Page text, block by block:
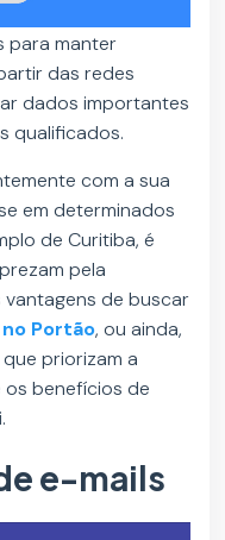
para manter
das redes
dados importantes
qualificados.
com a sua
em determinados
de Curitiba, é
pela
de buscar
Portão, ou ainda,
priorizam a
benefícios de
e-mails